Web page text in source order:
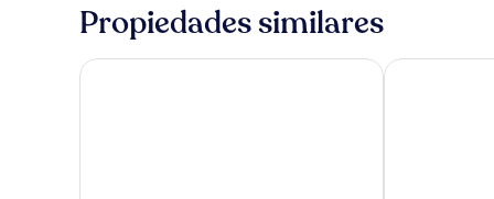
Propiedades similares
Motel 6 – Santa Nella, on I-5 Spark by